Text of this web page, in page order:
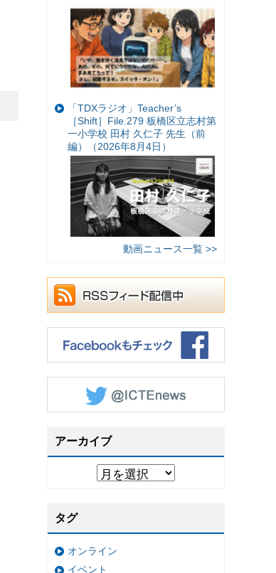
「TDXラジオ」Teacher’s
［Shift］File.279 板橋区立志村第
一小学校 田村 久仁子 先生（前
編）（2026年8月4日）
動画ニュース一覧 >>
アーカイブ
タグ
オンライン
イベント